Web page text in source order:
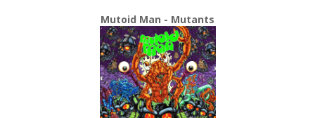
Mutoid Man - Mutants